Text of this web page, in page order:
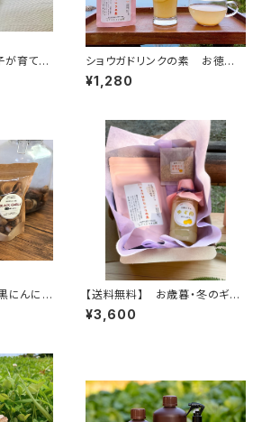
が育てた
徳用サ
ヘルシ
ショウガドリンクの素 お徳
用 150g 農園女子の安心加
工品 国産材料 【お湯と混
¥1,280
にんに
・化学
の活
【送料無料】 お歳暮・冬のギフ
トに♪ 農園女子のあったかギ
フトセット 安心加工品 身体
¥3,600